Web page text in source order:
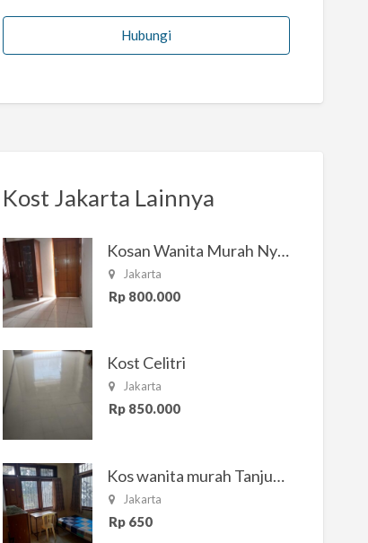
Hubungi
Kost Jakarta Lainnya
Kosan Wanita Murah Nyaman di Jakarta Selatan
Jakarta
Rp 800.000
Kost Celitri
Jakarta
Rp 850.000
Kos wanita murah Tanjung Duren Jakarta Barat
Jakarta
Rp 650